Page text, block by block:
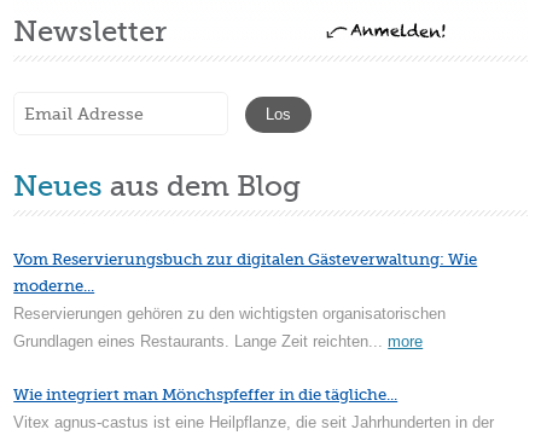
Newsletter
Neues aus dem Blog
Vom Reservierungsbuch zur digitalen Gästeverwaltung: Wie
moderne...
Reservierungen gehören zu den wichtigsten organisatorischen
Grundlagen eines Restaurants. Lange Zeit reichten...more
Wie integriert man Mönchspfeffer in die tägliche...
Vitex agnus-castus ist eine Heilpflanze, die seit Jahrhunderten in der